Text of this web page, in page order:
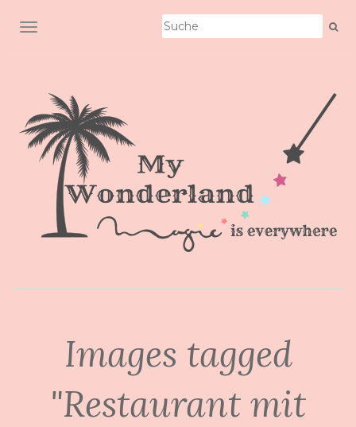
SCHALTE NAVIGATION
Images tagged
"Restaurant mit